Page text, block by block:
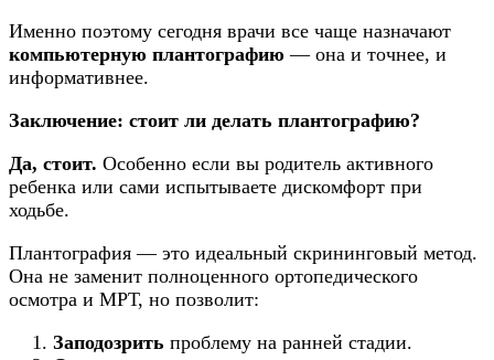
Именно поэтому сегодня врачи все чаще назначают
компьютерную плантографию — она и точнее, и
информативнее.
Заключение: стоит ли делать плантографию?
Да, стоит. Особенно если вы родитель активного
ребенка или сами испытываете дискомфорт при
ходьбе.
Плантография — это идеальный скрининговый метод.
Она не заменит полноценного ортопедического
осмотра и МРТ, но позволит:
Заподозрить проблему на ранней стадии.